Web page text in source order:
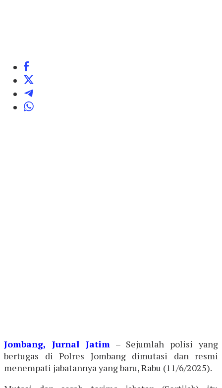
Jombang, Jurnal Jatim – Sejumlah polisi yang
bertugas di Polres Jombang dimutasi dan resmi
menempati jabatannya yang baru, Rabu (11/6/2025).